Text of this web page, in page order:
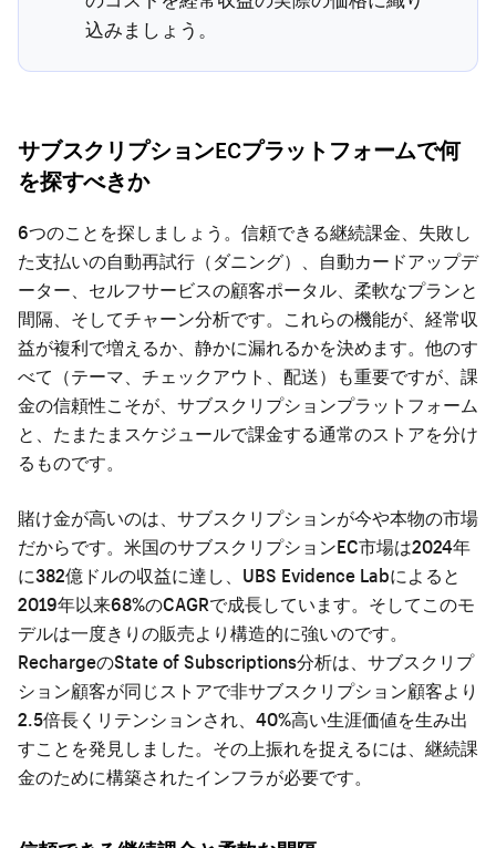
込みましょう。
サブスクリプションECプラットフォームで何
を探すべきか
6つのことを探しましょう。信頼できる継続課金、失敗し
た支払いの自動再試行（ダニング）、自動カードアップデ
ーター、セルフサービスの顧客ポータル、柔軟なプランと
間隔、そしてチャーン分析です。これらの機能が、経常収
益が複利で増えるか、静かに漏れるかを決めます。他のす
べて（テーマ、チェックアウト、配送）も重要ですが、課
金の信頼性こそが、サブスクリプションプラットフォーム
と、たまたまスケジュールで課金する通常のストアを分け
るものです。
賭け金が高いのは、サブスクリプションが今や本物の市場
だからです。米国のサブスクリプションEC市場は2024年
に382億ドルの収益に達し、UBS Evidence Labによると
2019年以来68%のCAGRで成長しています。そしてこのモ
デルは一度きりの販売より構造的に強いのです。
RechargeのState of Subscriptions分析は、サブスクリプ
ション顧客が同じストアで非サブスクリプション顧客より
2.5倍長くリテンションされ、40%高い生涯価値を生み出
すことを発見しました。その上振れを捉えるには、継続課
金のために構築されたインフラが必要です。